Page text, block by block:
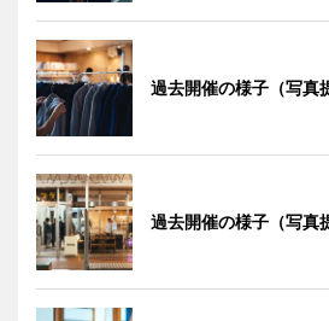
過去開催の様子（写真
過去開催の様子（写真